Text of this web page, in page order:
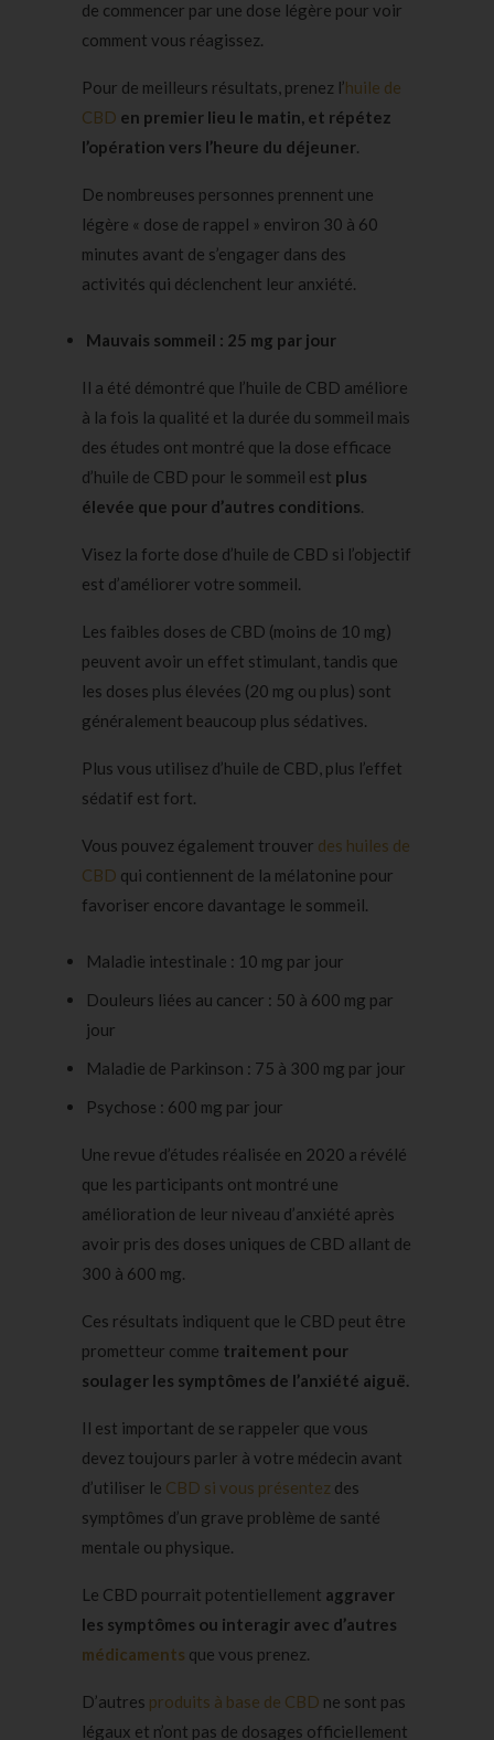
de commencer par une dose légère pour voir
comment vous réagissez.
Pour de meilleurs résultats, prenez l’huile de
CBD en premier lieu le matin, et répétez
l’opération vers l’heure du déjeuner.
De nombreuses personnes prennent une
légère « dose de rappel » environ 30 à 60
minutes avant de s’engager dans des
activités qui déclenchent leur anxiété.
Mauvais sommeil : 25 mg par jour
Il a été démontré que l’huile de CBD améliore
à la fois la qualité et la durée du sommeil mais
des études ont montré que la dose efficace
d’huile de CBD pour le sommeil est plus
élevée que pour d’autres conditions.
Visez la forte dose d’huile de CBD si l’objectif
est d’améliorer votre sommeil.
Les faibles doses de CBD (moins de 10 mg)
peuvent avoir un effet stimulant, tandis que
les doses plus élevées (20 mg ou plus) sont
généralement beaucoup plus sédatives.
Plus vous utilisez d’huile de CBD, plus l’effet
sédatif est fort.
Vous pouvez également trouver des huiles de
CBD qui contiennent de la mélatonine pour
favoriser encore davantage le sommeil.
Maladie intestinale : 10 mg par jour
Douleurs liées au cancer : 50 à 600 mg par
jour
Maladie de Parkinson : 75 à 300 mg par jour
Psychose : 600 mg par jour
Une revue d’études réalisée en 2020 a révélé
que les participants ont montré une
amélioration de leur niveau d’anxiété après
avoir pris des doses uniques de CBD allant de
300 à 600 mg.
Ces résultats indiquent que le CBD peut être
prometteur comme traitement pour
soulager les symptômes de l’anxiété aiguë.
Il est important de se rappeler que vous
devez toujours parler à votre médecin avant
d’utiliser le CBD si vous présentez des
symptômes d’un grave problème de santé
mentale ou physique.
Le CBD pourrait potentiellement aggraver
les symptômes ou interagir avec d’autres
médicaments que vous prenez.
D’autres produits à base de CBD ne sont pas
légaux et n’ont pas de dosages officiellement